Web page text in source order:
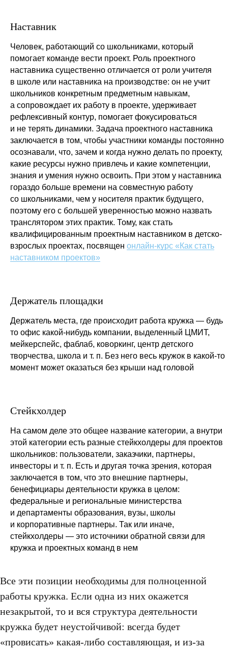
Наставник
Человек, работающий со школьниками, который
помогает команде вести проект. Роль проектного
наставника существенно отличается от роли учителя
в школе или наставника на производстве: он не учит
школьников конкретным предметным навыкам,
а сопровождает их работу в проекте, удерживает
рефлексивный контур, помогает фокусироваться
и не терять динамики. Задача проектного наставника
заключается в том, чтобы участники команды постоянно
осознавали, что, зачем и когда нужно делать по проекту,
какие ресурсы нужно привлечь и какие компетенции,
знания и умения нужно освоить. При этом у наставника
гораздо больше времени на совместную работу
со школьниками, чем у носителя практик будущего,
поэтому его с большей уверенностью можно назвать
транслятором этих практик. Тому, как стать
квалифицированным проектным наставником в детско-
взрослых проектах, посвящен онлайн-курс «Как стать
наставником проектов»
Держатель площадки
Держатель места, где происходит работа кружка — будь
то офис какой-нибудь компании, выделенный ЦМИТ,
мейкерспейс, фаблаб, коворкинг, центр детского
творчества, школа и т. п. Без него весь кружок в какой-то
момент может оказаться без крыши над головой
Стейкхолдер
На самом деле это общее название категории, а внутри
этой категории есть разные стейкхолдеры для проектов
школьников: пользователи, заказчики, партнеры,
инвесторы и т. п. Есть и другая точка зрения, которая
заключается в том, что это внешние партнеры,
бенефициары деятельности кружка в целом:
федеральные и региональные министерства
и департаменты образования, вузы, школы
и корпоративные партнеры. Так или иначе,
стейкхолдеры — это источники обратной связи для
кружка и проектных команд в нем
Все эти позиции необходимы для полноценной
работы кружка. Если одна из них окажется
незакрытой, то и вся структура деятельности
кружка будет неустойчивой: всегда будет
«провисать» какая-либо составляющая, и из-за